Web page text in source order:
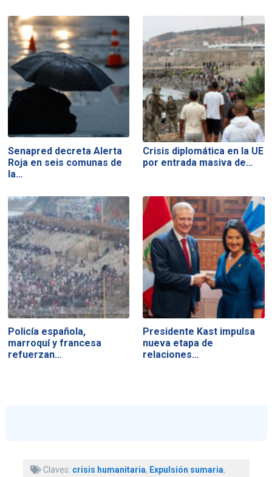
Senapred decreta Alerta
Roja en seis comunas de
la…
Crisis diplomática en la UE
por entrada masiva de…
Policía española,
marroquí y francesa
refuerzan…
Presidente Kast impulsa
nueva etapa de
relaciones…
Claves: crisis humanitaria, Expulsión sumaria,